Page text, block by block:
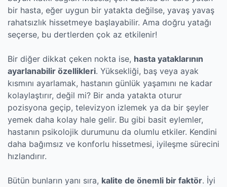
bir hasta, eğer uygun bir yatakta değilse, yavaş yavaş
rahatsızlık hissetmeye başlayabilir. Ama doğru yatağı
seçerse, bu dertlerden çok az etkilenir!
Bir diğer dikkat çeken nokta ise, hasta yataklarının
ayarlanabilir özellikleri. Yüksekliği, baş veya ayak
kısmını ayarlamak, hastanın günlük yaşamını ne kadar
kolaylaştırır, değil mi? Bir anda yatakta oturur
pozisyona geçip, televizyon izlemek ya da bir şeyler
yemek daha kolay hale gelir. Bu gibi basit eylemler,
hastanın psikolojik durumunu da olumlu etkiler. Kendini
daha bağımsız ve konforlu hissetmesi, iyileşme sürecini
hızlandırır.
Bütün bunların yanı sıra, kalite de önemli bir faktör. İyi